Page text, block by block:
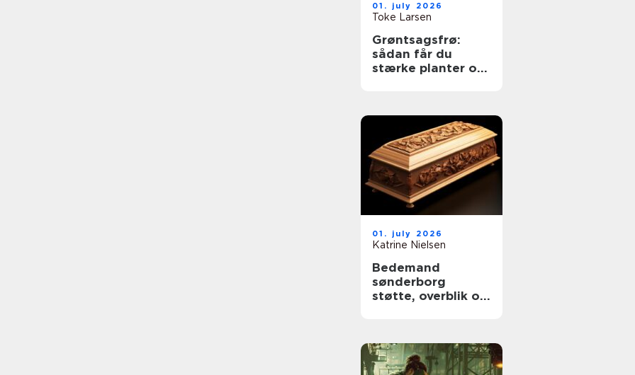
01. july 2026
Toke Larsen
Grøntsagsfrø:
sådan får du
stærke planter og
01. july 2026
Katrine Nielsen
Bedemand
sønderborg
støtte, overblik og